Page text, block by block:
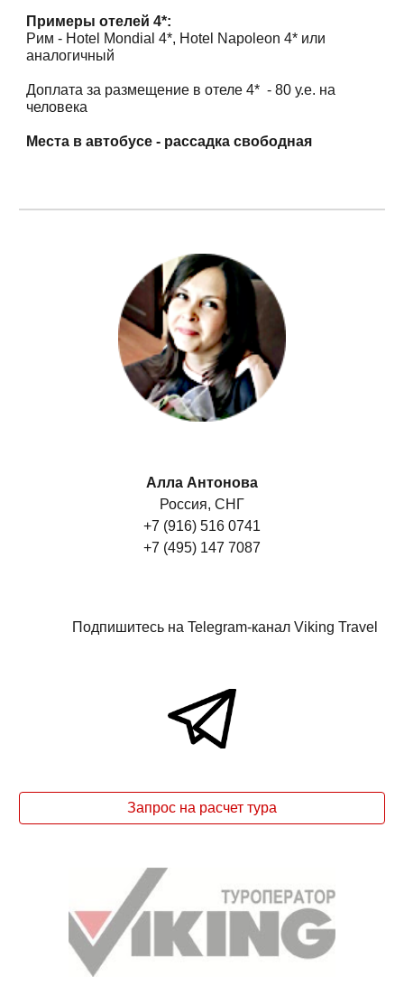
Примеры отелей 4*:
Рим - Hotel Mondial 4*, Hotel Napoleon 4* или
аналогичный
Доплата за размещение в отеле 4* - 80 у.е. на
человека
Места в автобусе - рассадка свободная
Алла Антонова
Россия, СНГ
+7 (916) 516 0741
+7 (495) 147 7087
Подпишитесь на Telegram-канал Viking Travel
Запрос на расчет тура